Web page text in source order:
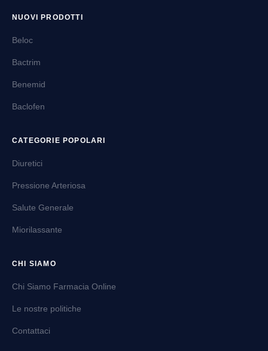
NUOVI PRODOTTI
Beloc
Bactrim
Benemid
Baclofen
CATEGORIE POPOLARI
Diuretici
Pressione Arteriosa
Salute Generale
Miorilassante
CHI SIAMO
Chi Siamo Farmacia Online
Le nostre politiche
Contattaci